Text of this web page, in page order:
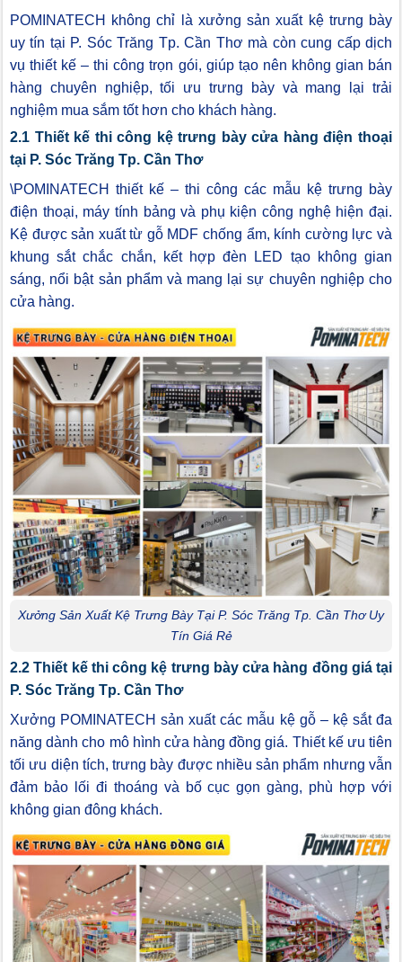
POMINATECH không chỉ là xưởng sản xuất kệ trưng bày
uy tín tại P. Sóc Trăng Tp. Cần Thơ mà còn cung cấp dịch
vụ thiết kế – thi công trọn gói, giúp tạo nên không gian bán
hàng chuyên nghiệp, tối ưu trưng bày và mang lại trải
nghiệm mua sắm tốt hơn cho khách hàng.
2.1 Thiết kế thi công kệ trưng bày cửa hàng điện thoại
tại P. Sóc Trăng Tp. Cần Thơ
\POMINATECH thiết kế – thi công các mẫu kệ trưng bày
điện thoại, máy tính bảng và phụ kiện công nghệ hiện đại.
Kệ được sản xuất từ gỗ MDF chống ẩm, kính cường lực và
khung sắt chắc chắn, kết hợp đèn LED tạo không gian
sáng, nổi bật sản phẩm và mang lại sự chuyên nghiệp cho
cửa hàng.
Xưởng Sản Xuất Kệ Trưng Bày Tại P. Sóc Trăng Tp. Cần Thơ Uy
Tín Giá Rẻ
2.2 Thiết kế thi công kệ trưng bày cửa hàng đồng giá tại
P. Sóc Trăng Tp. Cần Thơ
Xưởng POMINATECH sản xuất các mẫu kệ gỗ – kệ sắt đa
năng dành cho mô hình cửa hàng đồng giá. Thiết kế ưu tiên
tối ưu diện tích, trưng bày được nhiều sản phẩm nhưng vẫn
đảm bảo lối đi thoáng và bố cục gọn gàng, phù hợp với
không gian đông khách.